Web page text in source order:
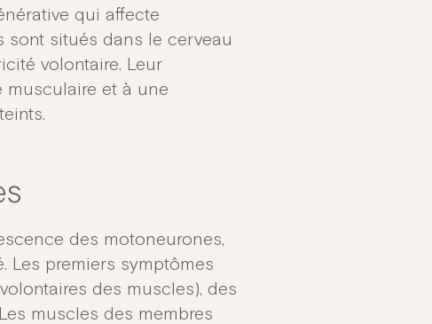
qui affecte
sont situés dans le cerveau
volontaire. Leur
musculaire et à une
des motoneurones,
Les premiers symptômes
des muscles), des
muscles des membres